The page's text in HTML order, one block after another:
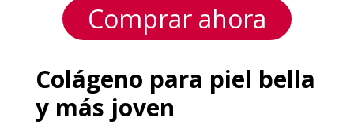
Comprar ahora
Colágeno para piel bella
y más joven